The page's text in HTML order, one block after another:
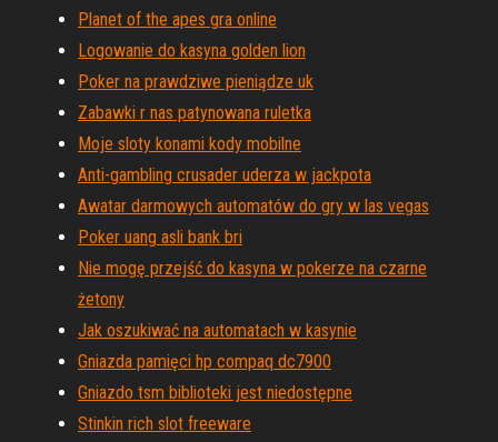
Planet of the apes gra online
Logowanie do kasyna golden lion
Poker na prawdziwe pieniądze uk
Zabawki r nas patynowana ruletka
Moje sloty konami kody mobilne
Anti-gambling crusader uderza w jackpota
Awatar darmowych automatów do gry w las vegas
Poker uang asli bank bri
Nie mogę przejść do kasyna w pokerze na czarne
żetony
Jak oszukiwać na automatach w kasynie
Gniazda pamięci hp compaq dc7900
Gniazdo tsm biblioteki jest niedostępne
Stinkin rich slot freeware